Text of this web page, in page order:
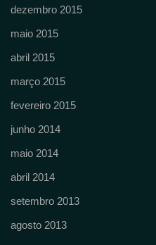
dezembro 2015
maio 2015
abril 2015
março 2015
fevereiro 2015
junho 2014
maio 2014
abril 2014
setembro 2013
agosto 2013